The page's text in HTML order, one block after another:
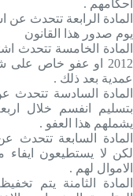
احكامهم .
المادة الرابعة تتحدث
يوم صدور هذا القانون
2012 او عفو خاص
عمدية بعد ذلك .
المادة السادسة تتحدث
يشملهم هذا العفو .
المادة السابعة تتحدث
لكن لا يستطيعون
الاموال لهم .